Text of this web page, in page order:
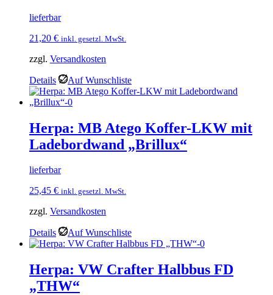
lieferbar
21,20 € inkl. gesetzl. MwSt.
zzgl. Versandkosten
Details Auf Wunschliste
Herpa: MB Atego Koffer-LKW mit
Ladebordwand „Brillux“
lieferbar
25,45 € inkl. gesetzl. MwSt.
zzgl. Versandkosten
Details Auf Wunschliste
Herpa: VW Crafter Halbbus FD
„THW“